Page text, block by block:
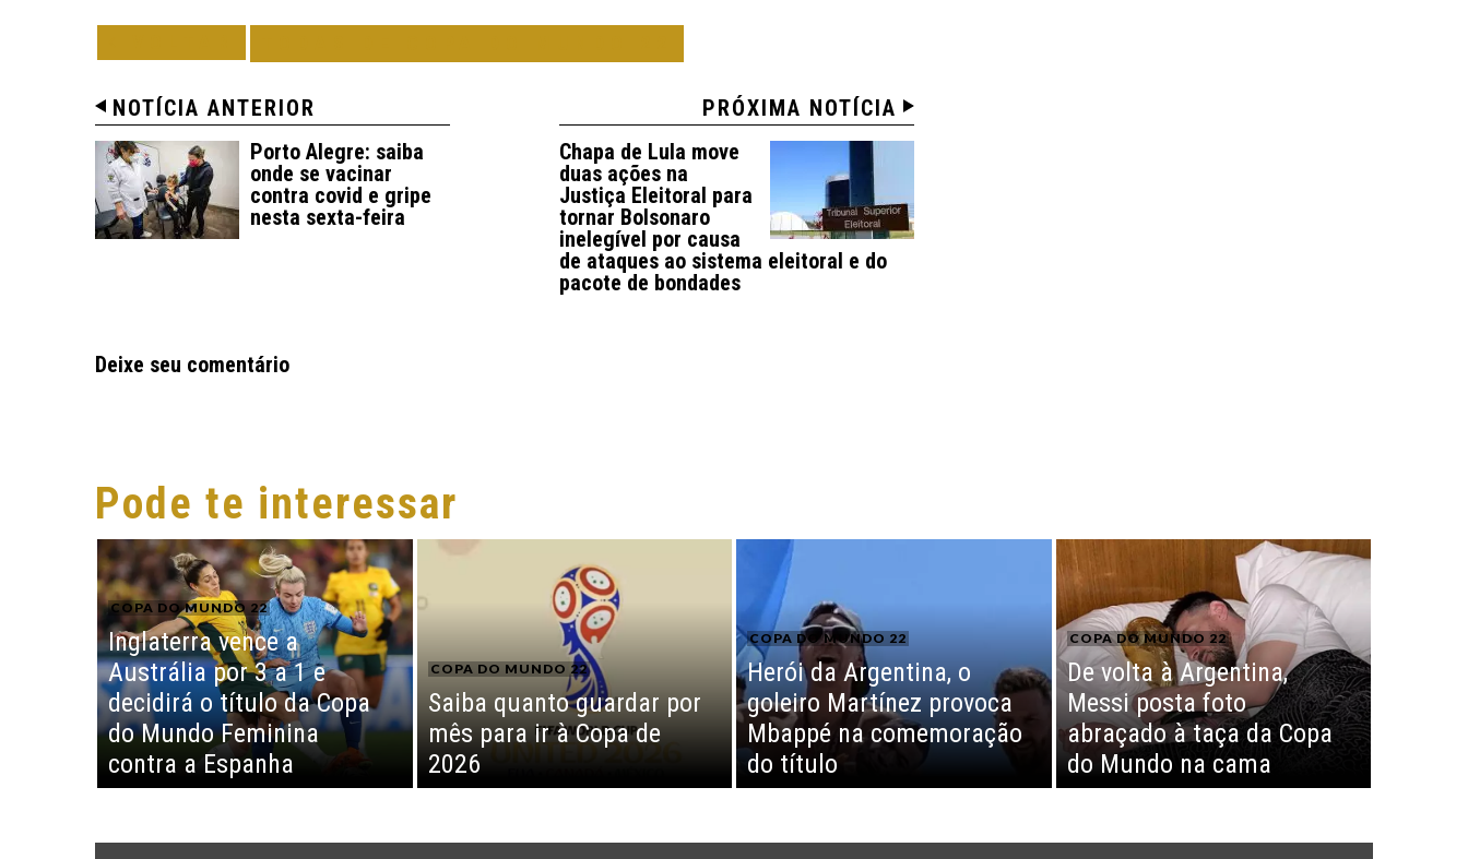
NOTÍCIA ANTERIOR
Porto Alegre: saiba
onde se vacinar
contra covid e gripe
nesta sexta-feira
PRÓXIMA NOTÍCIA
Chapa de Lula move
duas ações na
Justiça Eleitoral para
tornar Bolsonaro
inelegível por causa
de ataques ao sistema eleitoral e do
pacote de bondades
Deixe seu comentário
Pode te interessar
COPA DO MUNDO 22
Inglaterra vence a
Austrália por 3 a 1 e
decidirá o título da Copa
do Mundo Feminina
contra a Espanha
COPA DO MUNDO 22
Saiba quanto guardar por
mês para ir à Copa de
2026
COPA DO MUNDO 22
Herói da Argentina, o
goleiro Martínez provoca
Mbappé na comemoração
do título
COPA DO MUNDO 22
De volta à Argentina,
Messi posta foto
abraçado à taça da Copa
do Mundo na cama